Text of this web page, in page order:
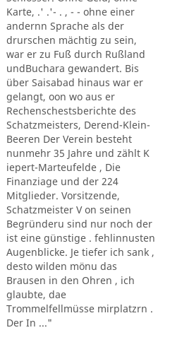
Karte, .' .'- . , - - ohne einer
andernn Sprache als der
drurschen mächtig zu sein,
war er zu Fuß durch Rußland
undBuchara gewandert. Bis
über Saisabad hinaus war er
gelangt, oon wo aus er
Rechenschestsberichte des
Schatzmeisters, Derend-Klein-
Beeren Der Verein besteht
nunmehr 35 Jahre und zählt K
iepert-Marteufelde , Die
Finanziage und der 224
Mitglieder. Vorsitzende,
Schatzmeister V on seinen
Begründeru sind nur noch der
ist eine günstige . fehlinnusten
Augenblicke. Je tiefer ich sank ,
desto wilden mönu das
Brausen in den Ohren , ich
glaubte, dae
Trommelfellmüsse mirplatzrn .
Der In ..."